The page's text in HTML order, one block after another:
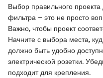
Выбор правильного
фильтра – это не просто
Важно, чтобы проект
Начните с выбора места,
должно быть удобно
электрической розетки.
подходит для крепления.